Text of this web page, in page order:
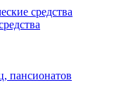
средства
пансионатов